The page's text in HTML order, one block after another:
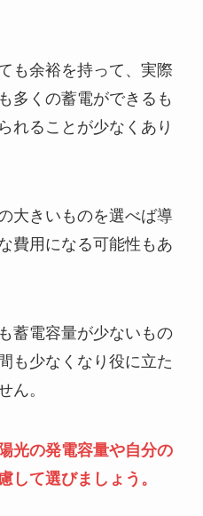
も余裕を持って、実際
多くの蓄電ができるも
れることが少なくあり
大きいものを選べば導
費用になる可能性もあ
蓄電容量が少ないもの
も少なくなり役に立た
ん。
光の発電容量や自分の
して選びましょう。